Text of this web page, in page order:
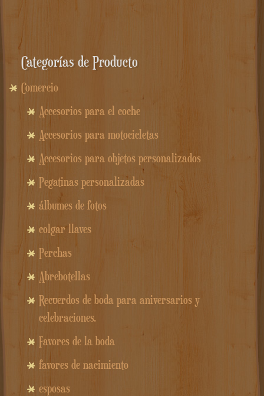
Categorías de Producto
Comercio
Accesorios para el coche
Accesorios para motocicletas
Accesorios para objetos personalizados
Pegatinas personalizadas
álbumes de fotos
colgar llaves
Perchas
Abrebotellas
Recuerdos de boda para aniversarios y
celebraciones.
Favores de la boda
favores de nacimiento
esposas